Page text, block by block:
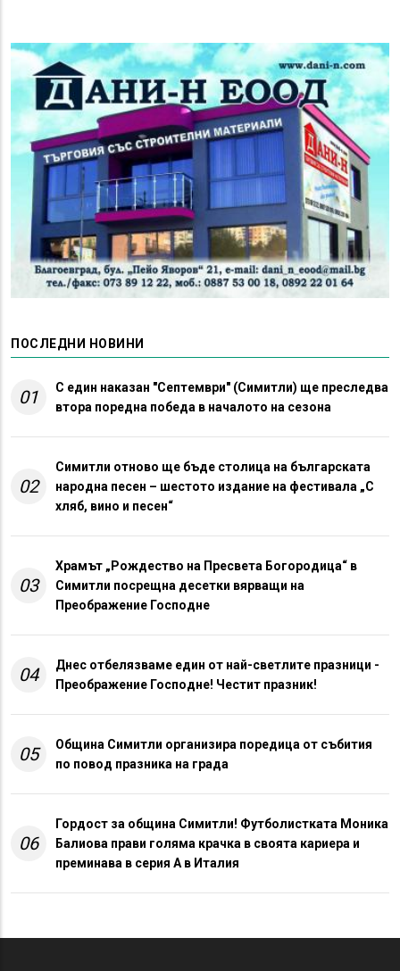
ПОСЛЕДНИ НОВИНИ
01
С един наказан "Септември" (Симитли) ще преследва
втора поредна победа в началото на сезона
02
Симитли отново ще бъде столица на българската
народна песен – шестото издание на фестивала „С
хляб, вино и песен“
03
Храмът „Рождество на Пресвета Богородица“ в
Симитли посрещна десетки вярващи на
Преображение Господне
04
Днес отбелязваме един от най-светлите празници -
Преображение Господне! Честит празник!
05
Община Симитли организира поредица от събития
по повод празника на града
06
Гордост за община Симитли! Футболистката Моника
Балиова прави голяма крачка в своята кариера и
преминава в серия А в Италия